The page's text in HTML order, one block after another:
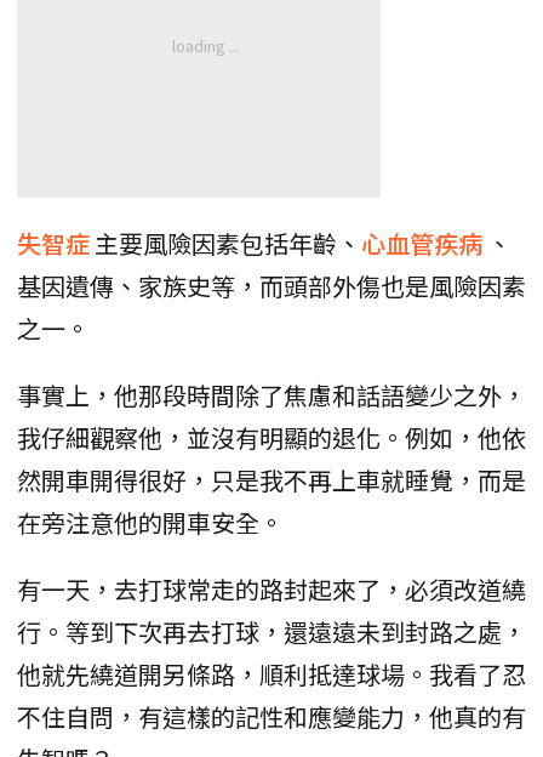
失智症主要風險因素包括年齡、 心血管疾病 、
基因遺傳、家族史等，而頭部外傷也是風險因素
之一。
事實上，他那段時間除了焦慮和話語變少之外，
我仔細觀察他，並沒有明顯的退化。例如，他依
然開車開得很好，只是我不再上車就睡覺，而是
在旁注意他的開車安全。
有一天，去打球常走的路封起來了，必須改道繞
行。等到下次再去打球，還遠遠未到封路之處，
他就先繞道開另條路，順利抵達球場。我看了忍
不住自問，有這樣的記性和應變能力，他真的有